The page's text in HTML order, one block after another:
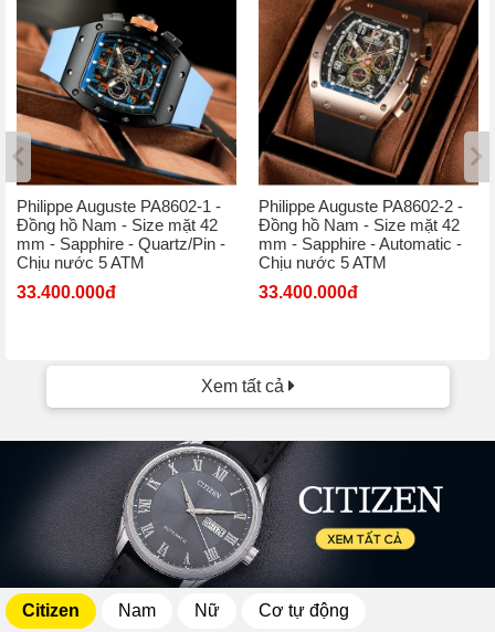
Philippe Auguste PA8602-1 -
Đồng hồ Nam - Size mặt 42
mm - Sapphire - Quartz/Pin -
Chịu nước 5 ATM
33.400.000đ
Philippe Auguste PA8602-2 -
Đồng hồ Nam - Size mặt 42
mm - Sapphire - Automatic -
Chịu nước 5 ATM
33.400.000đ
Xem tất cả
Citizen Nam Nữ Cơ tự động